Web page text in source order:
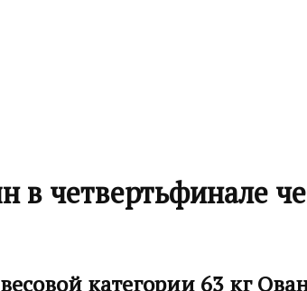
в четвертьфинале
категории 63 кг